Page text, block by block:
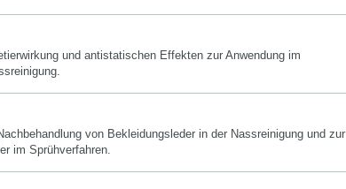
und antistatischen Effekten zur Anwendung im
von Bekleidungsleder in der Nassreinigung und zur
im Sprühverfahren.